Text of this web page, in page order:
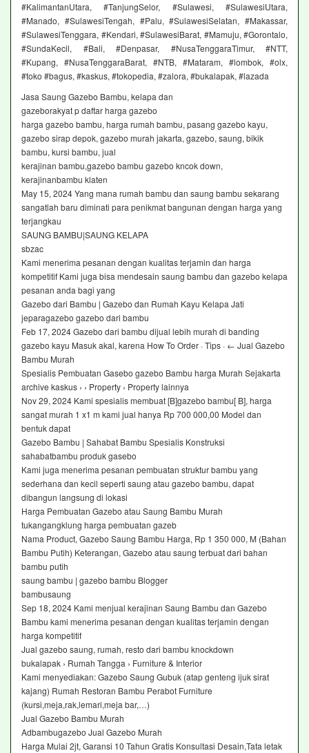
#KalimantanUtara, #TanjungSelor, #Sulawesi, #SulawesiUtara,
#Manado, #SulawesiTengah, #Palu, #SulawesiSelatan, #Makassar,
#SulawesiTenggara, #Kendari, #SulawesiBarat, #Mamuju, #Gorontalo,
#SundaKecil, #Bali, #Denpasar, #NusaTenggaraTimur, #NTT,
#Kupang, #NusaTenggaraBarat, #NTB, #Mataram, #lombok, #olx,
#toko #bagus, #kaskus, #tokopedia, #zalora, #bukalapak, #lazada
Jasa Saung Gazebo Bambu, kelapa dan
gazeborakyat p daftar harga gazebo
harga gazebo bambu, harga rumah bambu, pasang gazebo kayu,
gazebo sirap depok, gazebo murah jakarta, gazebo, saung, bikik
bambu, kursi bambu, jual
kerajinan bambu,gazebo bambu gazebo kncok down,
kerajinanbambu klaten
May 15, 2024 Yang mana rumah bambu dan saung bambu sekarang
sangatlah baru diminati para penikmat bangunan dengan harga yang
terjangkau
SAUNG BAMBU|SAUNG KELAPA
sbzac
Kami menerima pesanan dengan kualitas terjamin dan harga
kompetitif Kami juga bisa mendesain saung bambu dan gazebo kelapa
pesanan anda bagi yang
Gazebo dari Bambu | Gazebo dan Rumah Kayu Kelapa Jati
jeparagazebo gazebo dari bambu
Feb 17, 2024 Gazebo dari bambu dijual lebih murah di banding
gazebo kayu Masuk akal, karena How To Order · Tips · ← Jual Gazebo
Bambu Murah
Spesialis Pembuatan Gasebo gazebo Bambu harga Murah Sejakarta
archive kaskus › › Property › Property lainnya
Nov 29, 2024 Kami spesialis membuat [B]gazebo bambu[ B], harga
sangat murah 1 x1 m kami jual hanya Rp 700 000,00 Model dan
bentuk dapat
Gazebo Bambu | Sahabat Bambu Spesialis Konstruksi
sahabatbambu produk gasebo
Kami juga menerima pesanan pembuatan struktur bambu yang
sederhana dan kecil seperti saung atau gazebo bambu, dapat
dibangun langsung di lokasi
Harga Pembuatan Gazebo atau Saung Bambu Murah
tukangangklung harga pembuatan gazeb
Nama Product, Gazebo Saung Bambu Harga, Rp 1 350 000, M (Bahan
Bambu Putih) Keterangan, Gazebo atau saung terbuat dari bahan
bambu putih
saung bambu | gazebo bambu Blogger
bambusaung
Sep 18, 2024 Kami menjual kerajinan Saung Bambu dan Gazebo
Bambu kami menerima pesanan dengan kualitas terjamin dengan
harga kompetitif
Jual gazebo saung, rumah, resto dari bambu knockdown
bukalapak › Rumah Tangga › Furniture & Interior
Kami menyediakan: Gazebo Saung Gubuk (atap genteng ijuk sirat
kajang) Rumah Restoran Bambu Perabot Furniture
(kursi,meja,rak,lemari,meja bar,…)
Jual Gazebo Bambu Murah‎
Adbambugazebo Jual Gazebo Murah‎
Harga Mulai 2jt, Garansi 10 Tahun Gratis Konsultasi Desain,Tata letak